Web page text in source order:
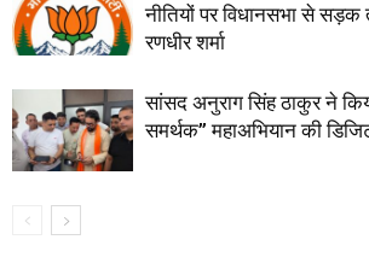
नीतियों पर विधानसभा से
रणधीर शर्मा
सांसद अनुराग सिंह ठाकुर ने
समर्थक” महाअभियान की